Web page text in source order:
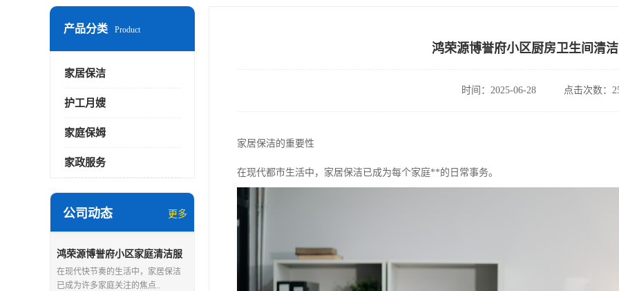
产品分类 Product
家居保洁
护工月嫂
家庭保姆
家政服务
公司动态 更多
鸿荣源博誉府小区家庭清洁服
务怎么样
在现代快节奏的生活中，家居保洁
已成为许多家庭关注的焦点..
鸿荣源博誉府小区厨房卫生间清
时间：2025-06-28 点击次数：
家居保洁的重要性
在现代都市生活中，家居保洁已成为每个家庭**的日常事务。